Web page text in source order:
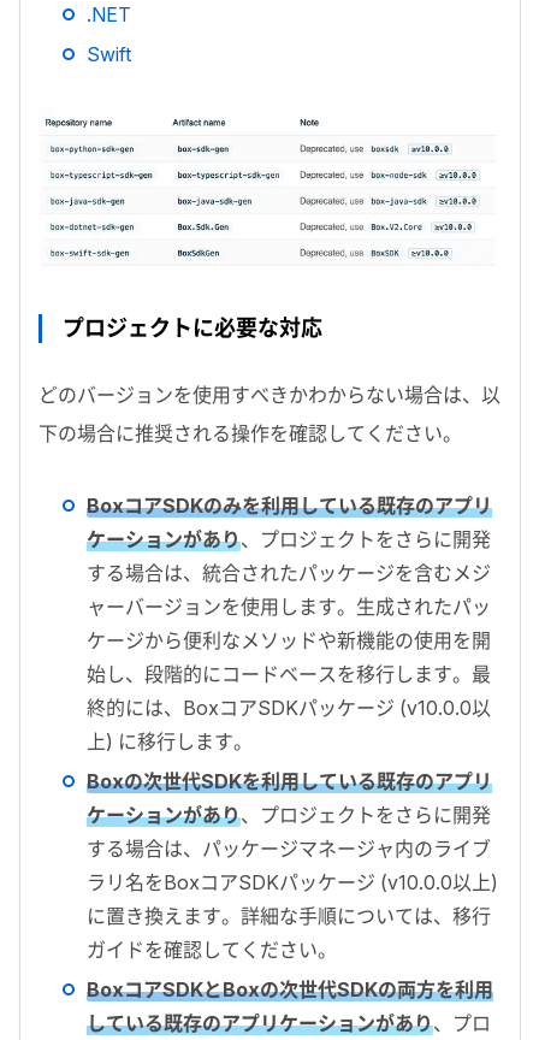
.NET
Swift
プロジェクトに必要な対応
どのバージョンを使用すべきかわからない場合は、以
下の場合に推奨される操作を確認してください。
BoxコアSDKのみを利用している既存のアプリ
ケーションがあり、プロジェクトをさらに開発
する場合は、統合されたパッケージを含むメジ
ャーバージョンを使用します。生成されたパッ
ケージから便利なメソッドや新機能の使用を開
始し、段階的にコードベースを移行します。最
終的には、 BoxコアSDKパッケージ (v10.0.0以
上) に移行します。
Boxの次世代SDKを利用している既存のアプリ
ケーションがあり、プロジェクトをさらに開発
する場合は、パッケージマネージャ内のライブ
ラリ名をBoxコアSDKパッケージ (v10.0.0以上)
に置き換えます。詳細な手順については、移行
ガイドを確認してください。
BoxコアSDKとBoxの次世代SDKの両方を利用
している既存のアプリケーションがあり、プロ